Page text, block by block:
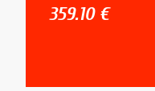
359.10 €